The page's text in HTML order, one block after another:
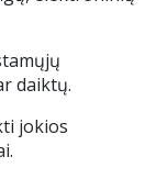
daiktų.
jokios